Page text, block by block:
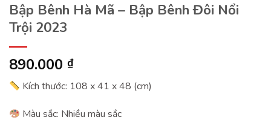
Bập Bênh Hà Mã – Bập Bênh Đôi Nổi
Trội 2023
890.000 ₫
Kích thước: 108 x 41 x 48 (cm)
Màu sắc: Nhiều màu sắc